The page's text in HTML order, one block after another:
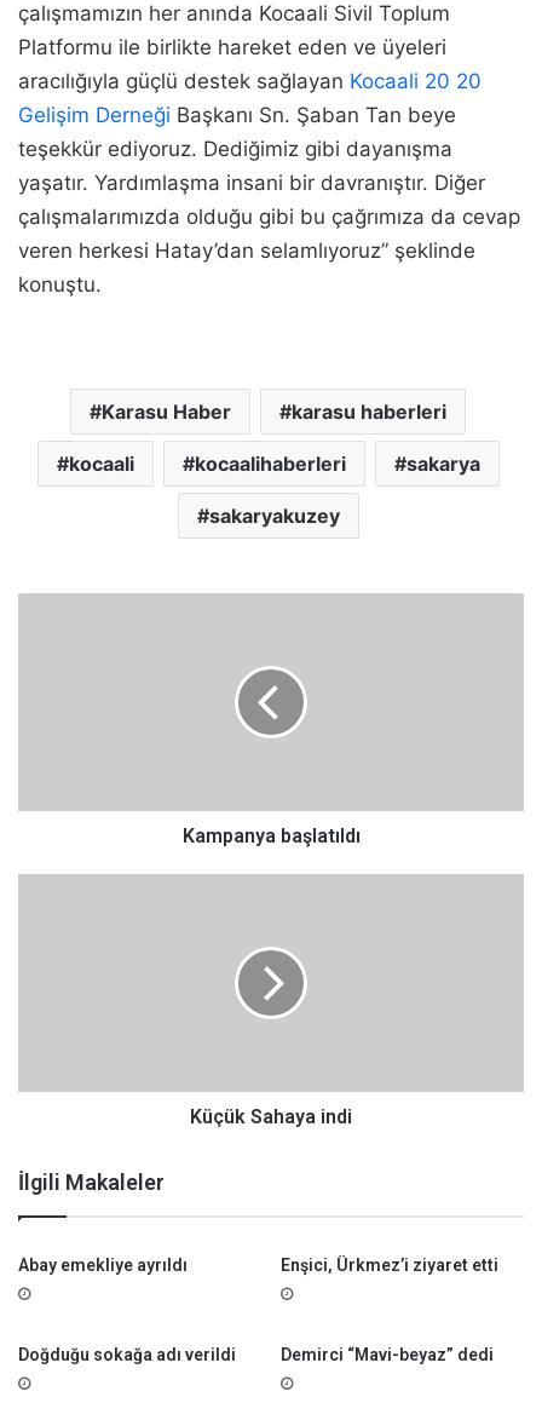
çalışmamızın her anında Kocaali Sivil Toplum
Platformu ile birlikte hareket eden ve üyeleri
aracılığıyla güçlü destek sağlayan Kocaali 20 20
Gelişim Derneği Başkanı Sn. Şaban Tan beye
teşekkür ediyoruz. Dediğimiz gibi dayanışma
yaşatır. Yardımlaşma insani bir davranıştır. Diğer
çalışmalarımızda olduğu gibi bu çağrımıza da cevap
veren herkesi Hatay’dan selamlıyoruz” şeklinde
konuştu.
Karasu Haber karasu haberleri
kocaali kocaalihaberleri sakarya
sakaryakuzey
b
Kampanya başlatıldı
a
i
n
d
Küçük Sahaya indi
İlgili Makaleler
Abay emekliye ayrıldı Enşici, Ürkmez’i ziyaret etti
Doğduğu sokağa adı verildi Demirci “Mavi-beyaz” dedi